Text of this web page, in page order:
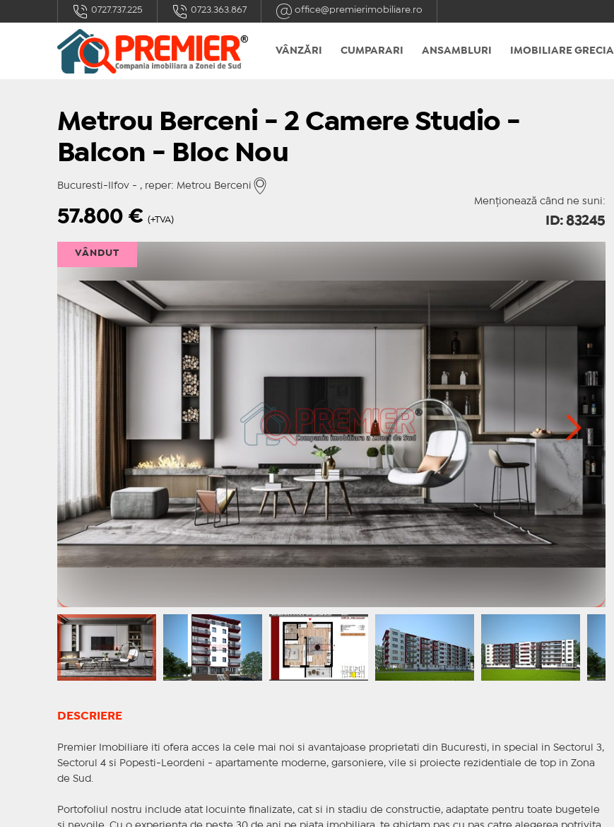
0727.737.225 0723.363.867 office@premierimobiliare.ro
VÂNZĂRI CUMPARARI ANSAMBLURI IMOBILIARE GRECIA
Metrou Berceni - 2 Camere Studio -
Balcon - Bloc Nou
Bucuresti-Ilfov - , reper: Metrou Berceni
Menționează când ne suni:
57.800€ (+TVA) ID: 83245
VÂNDUT
DESCRIERE
Premier Imobiliare iti ofera acces la cele mai noi si avantajoase proprietati din Bucuresti, in special in Sectorul 3,
Sectorul 4 si Popesti-Leordeni - apartamente moderne, garsoniere, vile si proiecte rezidentiale de top in Zona
de Sud.
Portofoliul nostru include atat locuinte finalizate, cat si in stadiu de constructie, adaptate pentru toate bugetele